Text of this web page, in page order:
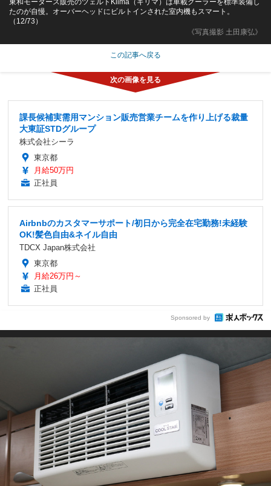
《写真撮影 土田康弘》
東和モータース販売のツェルトKlima（キリマ）は車載クーラーを標準装備し
たのが自慢。オーバーヘッドにビルトインされた室内機もスマート。
（12/73）
この記事へ戻る
課長候補実需用マンション販売営業チームを作り上げる裁量
大東証STDグループ
株式会社シーラ
東京都
月給50万円
正社員
Airbnbのカスタマーサポート/初日から完全在宅勤務!未経験
OK!髪色自由&ネイル自由
TDCX Japan株式会社
東京都
月給26万円～
正社員
Sponsored by